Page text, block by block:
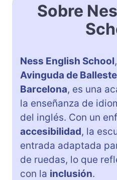
Sobre
Ness English School
Avinguda de
Barcelona, es una
la enseñanza de
del inglés. Con un
accesibilidad, la
entrada adaptada
de ruedas, lo que
con la inclusión.